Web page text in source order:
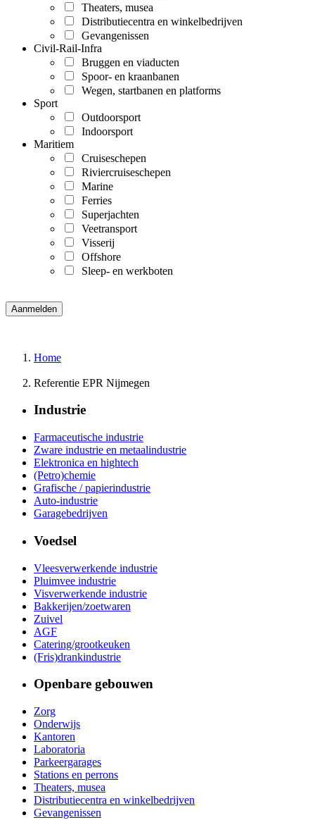
Theaters, musea
Distributiecentra en winkelbedrijven
Gevangenissen
Civil-Rail-Infra
Bruggen en viaducten
Spoor- en kraanbanen
Wegen, startbanen en platforms
Sport
Outdoorsport
Indoorsport
Maritiem
Cruiseschepen
Riviercruiseschepen
Marine
Ferries
Superjachten
Veetransport
Visserij
Offshore
Sleep- en werkboten
Home
Referentie EPR Nijmegen
Industrie
Farmaceutische industrie
Zware industrie en metaalindustrie
Elektronica en hightech
(Petro)chemie
Grafische / papierindustrie
Auto-industrie
Garagebedrijven
Voedsel
Vleesverwerkende industrie
Pluimvee industrie
Visverwerkende industrie
Bakkerijen/zoetwaren
Zuivel
AGF
Catering/grootkeuken
(Fris)drankindustrie
Openbare gebouwen
Zorg
Onderwijs
Kantoren
Laboratoria
Parkeergarages
Stations en perrons
Theaters, musea
Distributiecentra en winkelbedrijven
Gevangenissen